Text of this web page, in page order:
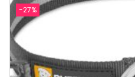
-27%